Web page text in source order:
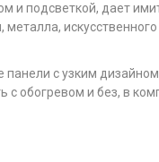
и подсветкой, дает
с узким
и без, в